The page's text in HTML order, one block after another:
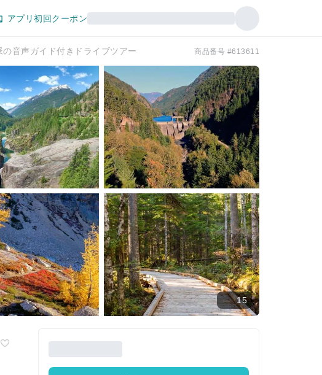
アプリ初回クーポン
の音声ガイド付きドライブツアー 商品番号 #613611
15